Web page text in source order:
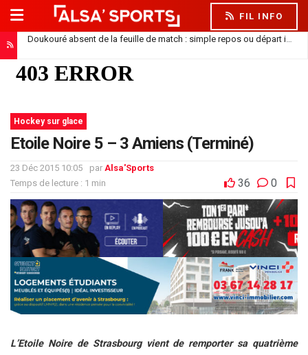
FIL INFO
Doukouré absent de la feuille de match : simple repos ou départ imminent ?
Hockey sur glace
Etoile Noire 5 – 3 Amiens (Terminé)
23 Déc 2015 10:05 par Alsa'Sports
Temps de lecture : 1 min
36 0
L’Etoile Noire de Strasbourg vient de remporter sa quatrième